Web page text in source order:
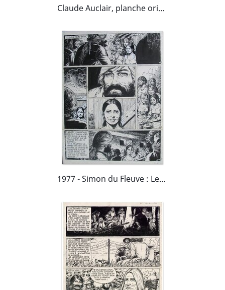
Claude Auclair, planche originale, Jason Muller.
1977 - Simon du Fleuve : Les pélerins